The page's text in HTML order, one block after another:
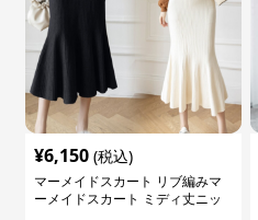
¥6,150 (税込)
マーメイドスカート リブ編みマ
ーメイドスカート ミディ丈ニッ